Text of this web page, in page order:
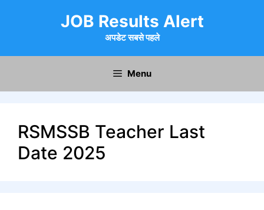
JOB Results Alert
अपडेट सबसे पहले
Menu
RSMSSB Teacher Last
Date 2025